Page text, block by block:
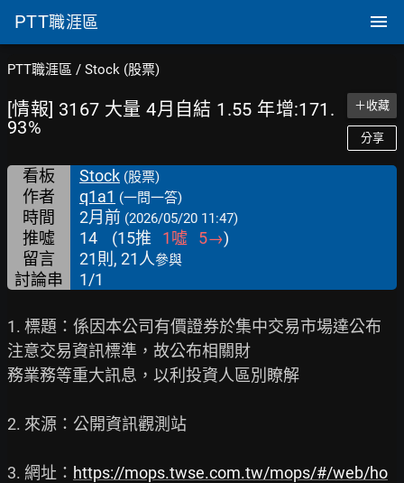
PTT職涯區
PTT職涯區 / Stock (股票)
[情報] 3167 大量 4月自結 1.55 年增:171.
93%
＋收藏
分享
看板 Stock (股票)
作者 q1a1 (一問一答)
時間 2月前 (2026/05/20 11:47)
推噓 14 (15推 1噓 5→)
留言
21則, 21人參與
討論串 1/1
1. 標題：係因本公司有價證券於集中交易市場達公布
注意交易資訊標準，故公布相關財
務業務等重大訊息，以利投資人區別瞭解
2. 來源：公開資訊觀測站
3. 網址： https://mops.twse.com.tw/mops/#/web/ho